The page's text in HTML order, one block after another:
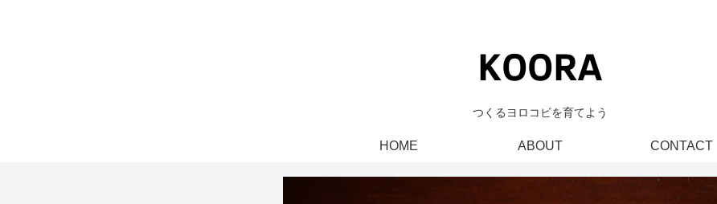
つくるヨロコビを育てよう
HOME ABOUT CONTACT